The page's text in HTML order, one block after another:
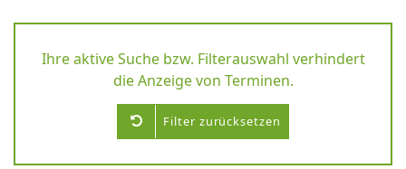
Ihre aktive Suche bzw. Filterauswahl verhindert
die Anzeige von Terminen.
Filter zurücksetzen